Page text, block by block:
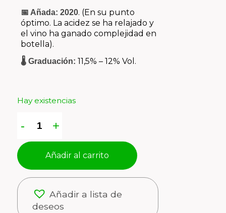
📅 Añada: 2020. (En su punto
óptimo. La acidez se ha relajado y
el vino ha ganado complejidad en
botella).
🌡️ Graduación: 11,5% – 12% Vol.
Hay existencias
Añadir al carrito
Añadir a lista de
deseos